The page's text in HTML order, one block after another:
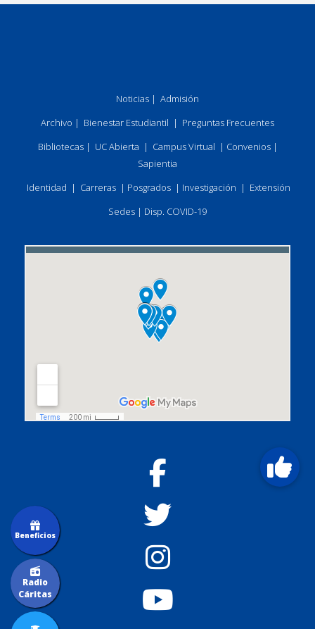
Noticias | Admisión
Archivo | Bienestar Estudiantil | Preguntas Frecuentes
Bibliotecas| UC Abierta | Campus Virtual | Convenios|
Sapientia
Identidad | Carreras | Posgrados | Investigación | Extensión
Sedes | Disp. COVID-19
Radio
Cáritas
Beneficios